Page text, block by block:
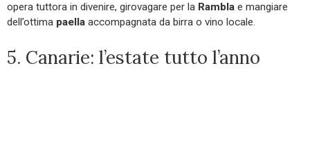
opera tuttora in divenire, girovagare per la Rambla e mangiare
dell’ottima paella accompagnata da birra o vino locale.
5. Canarie: l’estate tutto l’anno